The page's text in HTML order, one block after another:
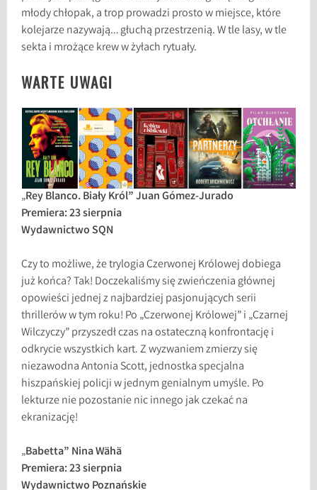
młody chłopak, a trop prowadzi prosto w miejsce, które
kolejarze nazywają… głuchą przestrzenią. W tle lasy, w tle
sekta i mrożące krew w żyłach rytuały.
WARTE UWAGI
„Rey Blanco. Biały Król” Juan Gómez-Jurado
Premiera: 23 sierpnia
Wydawnictwo SQN
Czy to możliwe, że trylogia Czerwonej Królowej dobiega
już końca? Tak! Doczekaliśmy się zwieńczenia głównej
opowieści jednej z najbardziej pasjonujących serii
thrillerów w tym roku! Po „Czerwonej Królowej” i „Czarnej
Wilczyczy” przyszedł czas na ostateczną konfrontację i
odkrycie wszystkich kart. Z wyzwaniem zmierzy się
niezawodna Antonia Scott, jednostka specjalna
hiszpańskiej policji w jednym genialnym umyśle. Po
lekturze nie pozostanie nic innego jak czekać na
ekranizację!
„Babetta” Nina Wähä
Premiera: 23 sierpnia
Wydawnictwo Poznańskie